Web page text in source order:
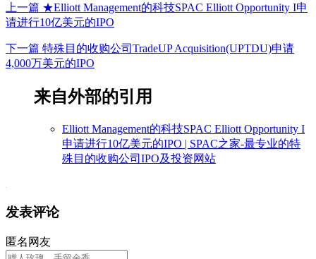
上一篇 ★Elliott Management的科技SPAC Elliott Opportunity I申
请进行10亿美元的IPO
下一篇 特殊目的收购公司TradeUP Acquisition(UPTDU)申请
4,000万美元的IPO
来自外部的引用
Elliott Management的科技SPAC Elliott Opportunity I
申请进行10亿美元的IPO | SPAC之家-最专业的特
殊目的收购公司IPO及投资网站
发表评论
匿名网友